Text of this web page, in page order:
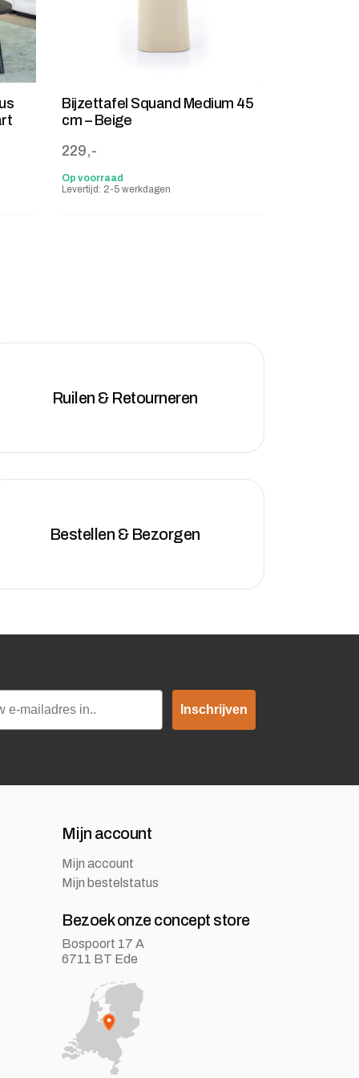
Bijzettafel Squand Medium 45
cm – Beige
229,-
Op voorraad
Levertijd: 2-5 werkdagen
Ruilen & Retourneren
Bestellen & Bezorgen
Inschrijven
Mijn account
Mijn account
Mijn bestelstatus
Bezoek onze concept store
Bospoort 17 A
6711 BT Ede